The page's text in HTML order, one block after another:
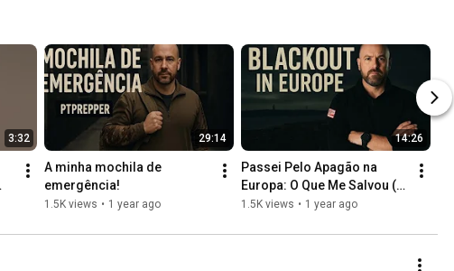
3:32 29:14
A minha mochila de
emergência!
1.5K views • 1 year ago
14:26
Passei Pelo Apagão na
Europa: O Que Me Salvou (E
O Que Quase Me Ferrou!)
1.5K views • 1 year ago